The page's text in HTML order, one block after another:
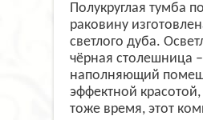
Полукруглая тумба
раковину
светлого дуба.
чёрная столешница –
наполняющий
эффектной
тоже время, этот